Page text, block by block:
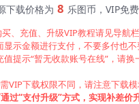
下载价格为 8 乐图币，VIP免
买、充值、升级VIP教程请见导航
显示金额进行支付，不要多付也
提示“暂无收款账号在线”，请换
VIP下载权限不同，请注意下载
过“支付升级”方式，实现补差价